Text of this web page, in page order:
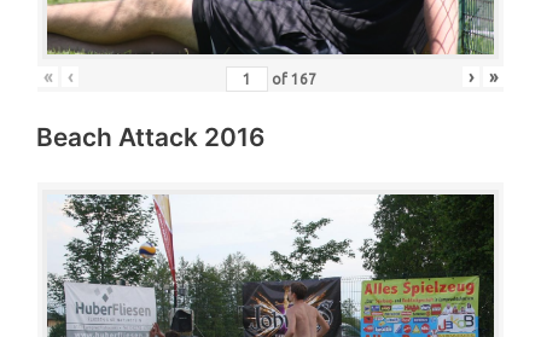
« ‹ of 167 › »
Beach Attack 2016